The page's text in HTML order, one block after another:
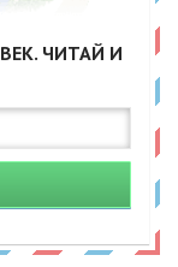
ЧИТАЙ И